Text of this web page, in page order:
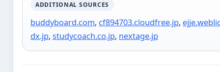
ADDITIONAL SOURCES
buddyboard.com, cf894703.cloudfree.jp,
dx.jp, studycoach.co.jp, nextage.jp